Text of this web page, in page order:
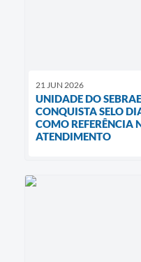
21 JUN 2026
UNIDADE DO
CONQUISTA SELO
COMO REFERÊNCIA
ATENDIMENTO